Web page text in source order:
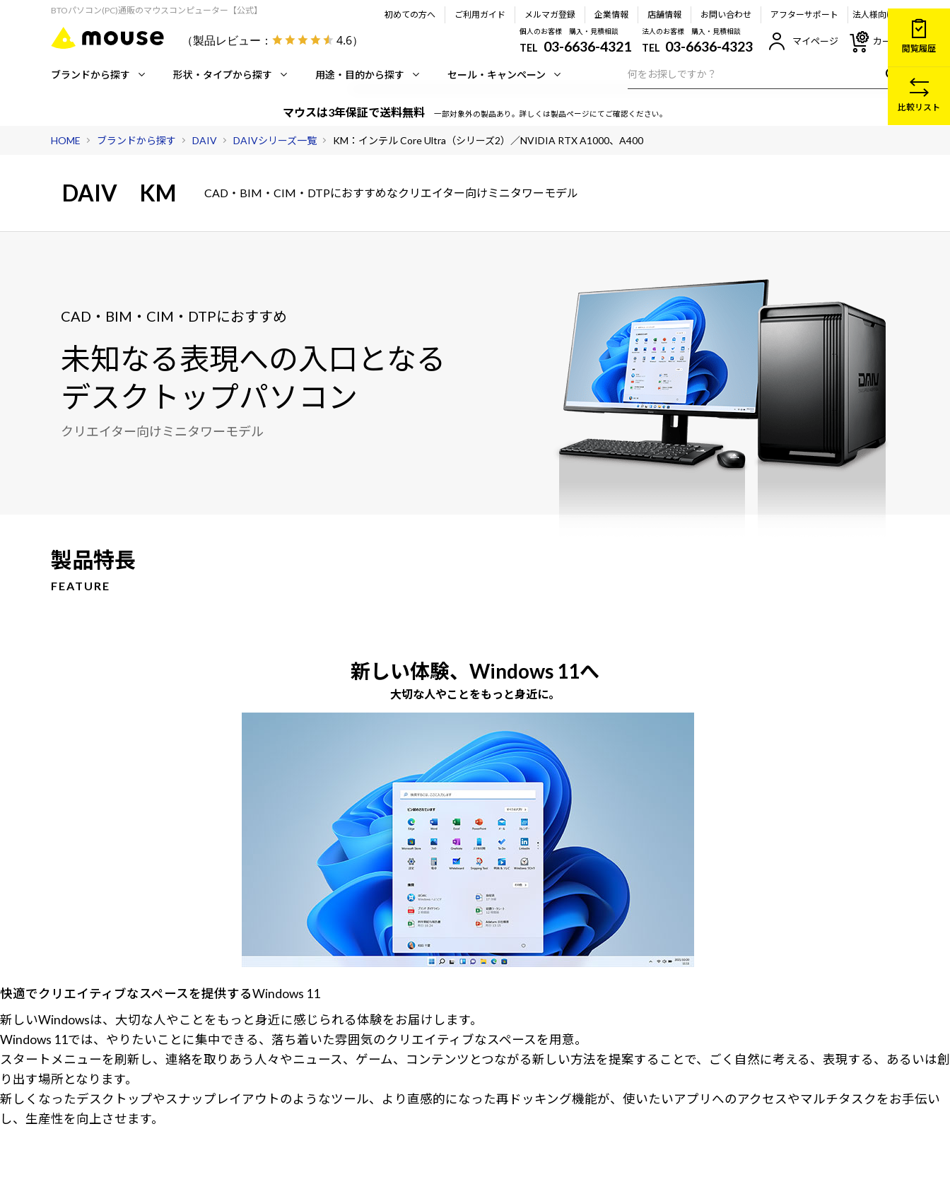
BTOパソコン(PC)通販のマウスコンピューター【公式】
（製品レビュー： 4.6）
初めての方へ ご利用ガイド メルマガ登録 企業情報 店舗情報 お問い合わせ アフターサポート 法人様向け
個人のお客様 購入・見積相談
TEL 03-6636-4321
法人のお客様 購入・見積相談
TEL 03-6636-4323 マイページ カート
ブランドから探す 形状・タイプから探す 用途・目的から探す セール・キャンペーン
マウスは3年保証で送料無料 一部対象外の製品あり。詳しくは製品ページにてご確認ください。
HOME ブランドから探す DAIV DAIVシリーズ一覧 KM：インテル Core Ultra（シリーズ2）／NVIDIA RTX A1000、A400
DAIV KM CAD・BIM・CIM・DTPにおすすめなクリエイター向けミニタワーモデル
CAD・BIM・CIM・DTPにおすすめ
未知なる表現への入口となる
デスクトップパソコン
クリエイター向けミニタワーモデル
製品特長
FEATURE
新しい体験、Windows 11へ
大切な人やことをもっと身近に。
快適でクリエイティブなスペースを提供するWindows 11
新しいWindowsは、大切な人やことをもっと身近に感じられる体験をお届けします。
Windows 11では、やりたいことに集中できる、落ち着いた雰囲気のクリエイティブなスペースを用意。
スタートメニューを刷新し、連絡を取りあう人々やニュース、ゲーム、コンテンツとつながる新しい方法を提案することで、ごく自然に考える、表現する、あるいは創
り出す場所となります。
新しくなったデスクトップやスナップレイアウトのようなツール、より直感的になった再ドッキング機能が、使いたいアプリへのアクセスやマルチタスクをお手伝い
し、生産性を向上させます。
閲覧履歴
比較リスト